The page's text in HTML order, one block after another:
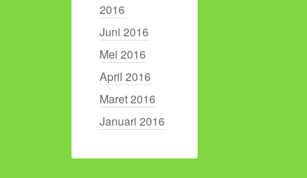
2016
Juni 2016
Mei 2016
April 2016
Maret 2016
Januari 2016